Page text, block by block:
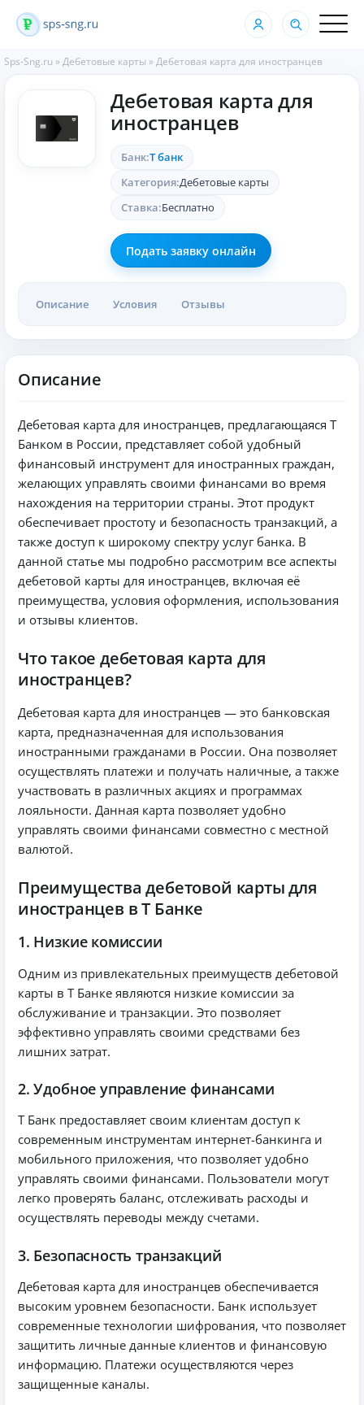
Sps-Sng.ru »Дебетовые карты »Дебетовая карта для иностранцев
Дебетовая карта для
иностранцев
Банк:Т банк
Категория:Дебетовые карты
Ставка:Бесплатно
Подать заявку онлайн
Описание Условия Отзывы
Описание
Дебетовая карта для иностранцев, предлагающаяся Т
Банком в России, представляет собой удобный
финансовый инструмент для иностранных граждан,
желающих управлять своими финансами во время
нахождения на территории страны. Этот продукт
обеспечивает простоту и безопасность транзакций, а
также доступ к широкому спектру услуг банка. В
данной статье мы подробно рассмотрим все аспекты
дебетовой карты для иностранцев, включая её
преимущества, условия оформления, использования
и отзывы клиентов.
Что такое дебетовая карта для
иностранцев?
Дебетовая карта для иностранцев — это банковская
карта, предназначенная для использования
иностранными гражданами в России. Она позволяет
осуществлять платежи и получать наличные, а также
участвовать в различных акциях и программах
лояльности. Данная карта позволяет удобно
управлять своими финансами совместно с местной
валютой.
Преимущества дебетовой карты для
иностранцев в Т Банке
1. Низкие комиссии
Одним из привлекательных преимуществ дебетовой
карты в Т Банке являются низкие комиссии за
обслуживание и транзакции. Это позволяет
эффективно управлять своими средствами без
лишних затрат.
2. Удобное управление финансами
Т Банк предоставляет своим клиентам доступ к
современным инструментам интернет-банкинга и
мобильного приложения, что позволяет удобно
управлять своими финансами. Пользователи могут
легко проверять баланс, отслеживать расходы и
осуществлять переводы между счетами.
3. Безопасность транзакций
Дебетовая карта для иностранцев обеспечивается
высоким уровнем безопасности. Банк использует
современные технологии шифрования, что позволяет
защитить личные данные клиентов и финансовую
информацию. Платежи осуществляются через
защищенные каналы.